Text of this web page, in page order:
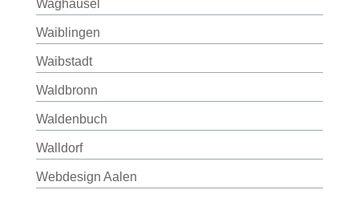
Waghäusel
Waiblingen
Waibstadt
Waldbronn
Waldenbuch
Walldorf
Webdesign Aalen